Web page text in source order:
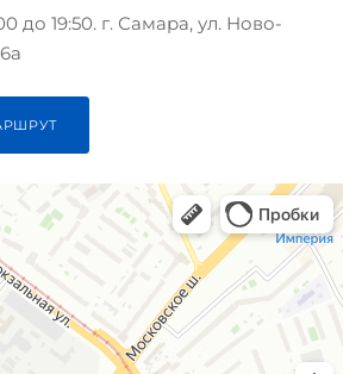
до 19:50. г. Самара, ул. Ново-